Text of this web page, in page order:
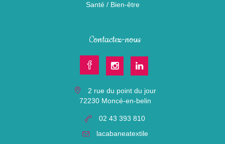
Santé / Bien-être
Contactez-nous
2 rue du point du jour
72230 Moncé-en-belin
02 43 393 810
lacabaneatextile